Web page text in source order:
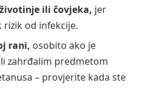
ili čovjeka, jer
rizik od infekcije.
rani, osobito ako je
zahrđalim predmetom
– provjerite kada ste